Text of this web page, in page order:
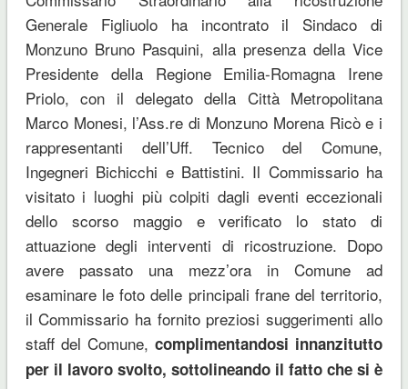
Generale Figliuolo ha incontrato il Sindaco di
Monzuno Bruno Pasquini, alla presenza della Vice
Presidente della Regione Emilia-Romagna Irene
Priolo, con il delegato della Città Metropolitana
Marco Monesi, l’Ass.re di Monzuno Morena Ricò e i
rappresentanti dell’Uff. Tecnico del Comune,
Ingegneri Bichicchi e Battistini. Il Commissario ha
visitato i luoghi più colpiti dagli eventi eccezionali
dello scorso maggio e verificato lo stato di
attuazione degli interventi di ricostruzione. Dopo
avere passato una mezz’ora in Comune ad
esaminare le foto delle principali frane del territorio,
il Commissario ha fornito preziosi suggerimenti allo
staff del Comune,complimentandosi innanzitutto
per il lavoro svolto, sottolineando il fatto che si è